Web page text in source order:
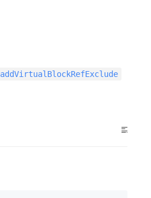
addVirtualBlockRefExclude